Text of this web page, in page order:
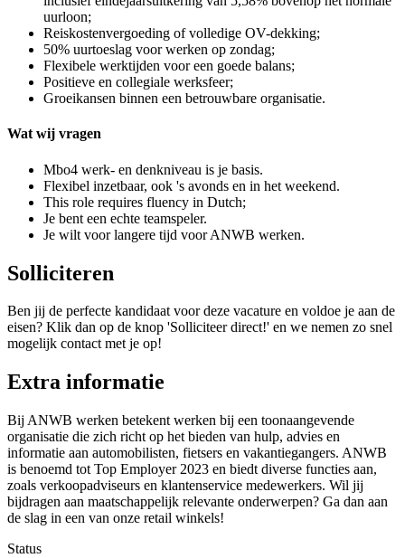
uurloon;
Reiskostenvergoeding of volledige OV-dekking;
50% uurtoeslag voor werken op zondag;
Flexibele werktijden voor een goede balans;
Positieve en collegiale werksfeer;
Groeikansen binnen een betrouwbare organisatie.
Wat wij vragen
Mbo4 werk- en denkniveau is je basis.
Flexibel inzetbaar, ook 's avonds en in het weekend.
This role requires fluency in Dutch;
Je bent een echte teamspeler.
Je wilt voor langere tijd voor ANWB werken.
Solliciteren
Ben jij de perfecte kandidaat voor deze vacature en voldoe je aan de
eisen? Klik dan op de knop 'Solliciteer direct!' en we nemen zo snel
mogelijk contact met je op!
Extra informatie
Bij ANWB werken betekent werken bij een toonaangevende
organisatie die zich richt op het bieden van hulp, advies en
informatie aan automobilisten, fietsers en vakantiegangers. ANWB
is benoemd tot Top Employer 2023 en biedt diverse functies aan,
zoals verkoopadviseurs en klantenservice medewerkers. Wil jij
bijdragen aan maatschappelijk relevante onderwerpen? Ga dan aan
de slag in een van onze retail winkels!
Status